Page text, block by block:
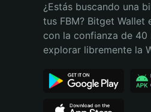
Bahasa Indonesia
Português (Brasil)
¿Estás buscando una
tus FBM? Bitget Wallet
con la confianza de
explorar libremente la